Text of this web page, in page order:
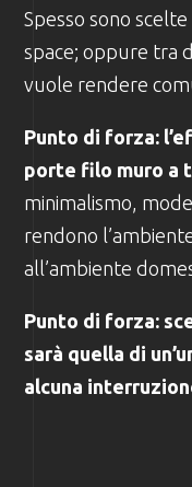
Spesso sono
space; oppure tra
vuole rendere
Punto di forza:
porte filo muro a
minimalismo,
rendono
all’ambiente
Punto di forza:
sarà quella di
alcuna